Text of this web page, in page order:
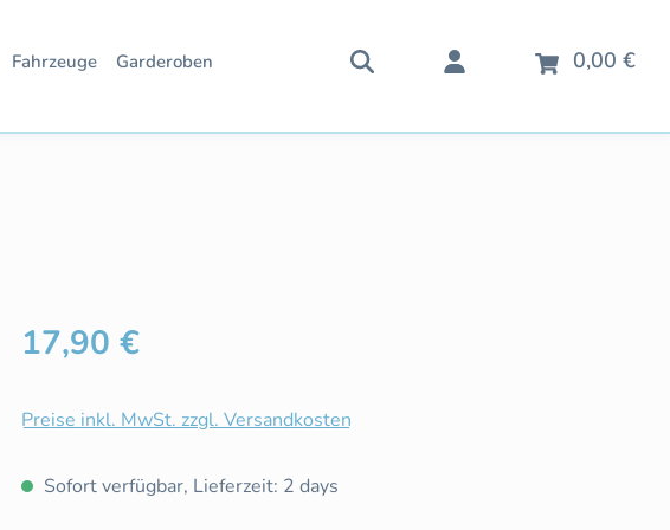
Fahrzeuge Garderoben 0,00 €
Regulärer Preis:
17,90 €
Preise inkl. MwSt. zzgl. Versandkosten
Sofort verfügbar, Lieferzeit: 2 days